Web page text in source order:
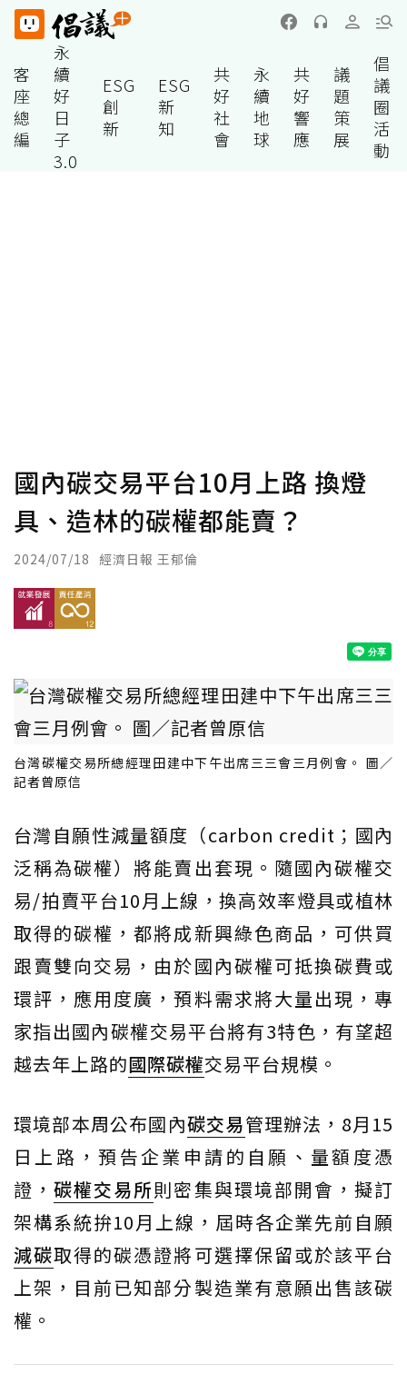
客
座
總
編
永
續
好
日
子
3.0
ESG
創
新
ESG
新
知
共
好
社
會
永
續
地
球
共
好
響
應
議
題
策
展
倡
議
圈
活
動
國內碳交易平台10月上路 換燈
具、造林的碳權都能賣？
2024/07/18 經濟日報 王郁倫
台灣碳權交易所總經理田建中下午出席三三會三月例會。 圖／
記者曾原信
台灣自願性減量額度（carbon credit；國內
泛稱為碳權）將能賣出套現。隨國內碳權交
易/拍賣平台10月上線，換高效率燈具或植林
取得的碳權，都將成新興綠色商品，可供買
跟賣雙向交易，由於國內碳權可抵換碳費或
環評，應用度廣，預料需求將大量出現，專
家指出國內碳權交易平台將有3特色，有望超
越去年上路的國際碳權交易平台規模。
環境部本周公布國內碳交易管理辦法，8月15
日上路，預告企業申請的自願、量額度憑
證，碳權交易所則密集與環境部開會，擬訂
架構系統拚10月上線，屆時各企業先前自願
減碳取得的碳憑證將可選擇保留或於該平台
上架，目前已知部分製造業有意願出售該碳
權。